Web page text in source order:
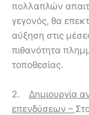
πολλαπλών
γεγονός, θα
αύξηση στις
πιθανότητα
τοποθεσίας.
2. Δημιουργία
επενδύσεων –